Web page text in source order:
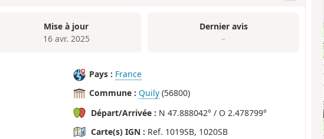
Mise à jour
16 avr. 2025
Dernier avis
–
Pays : France
Commune : Quily (56800)
Départ/Arrivée : N 47.888042° / O 2.478799°
Carte(s) IGN : Ref. 1019SB, 1020SB